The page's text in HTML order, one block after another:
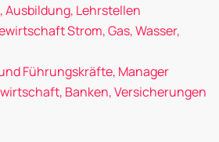
Ausbildung, Lehrstellen
Strom, Gas, Wasser,
Führungskräfte, Manager
Banken, Versicherungen